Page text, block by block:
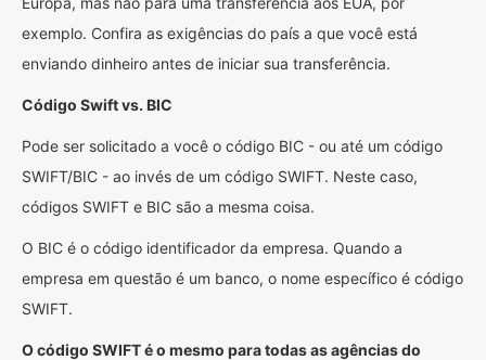
exemplo. Confira as exigências do país a que você está
enviando dinheiro antes de iniciar sua transferência.
Código Swift vs. BIC
Pode ser solicitado a você o código BIC - ou até um código
SWIFT/BIC - ao invés de um código SWIFT. Neste caso,
códigos SWIFT e BIC são a mesma coisa.
O BIC é o código identificador da empresa. Quando a
empresa em questão é um banco, o nome específico é código
SWIFT.
O código SWIFT é o mesmo para todas as agências do